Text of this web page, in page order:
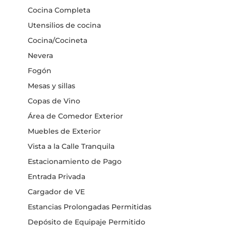
Cocina Completa
Utensilios de cocina
Cocina/Cocineta
Nevera
Fogón
Mesas y sillas
Copas de Vino
Área de Comedor Exterior
Muebles de Exterior
Vista a la Calle Tranquila
Estacionamiento de Pago
Entrada Privada
Cargador de VE
Estancias Prolongadas Permitidas
Depósito de Equipaje Permitido